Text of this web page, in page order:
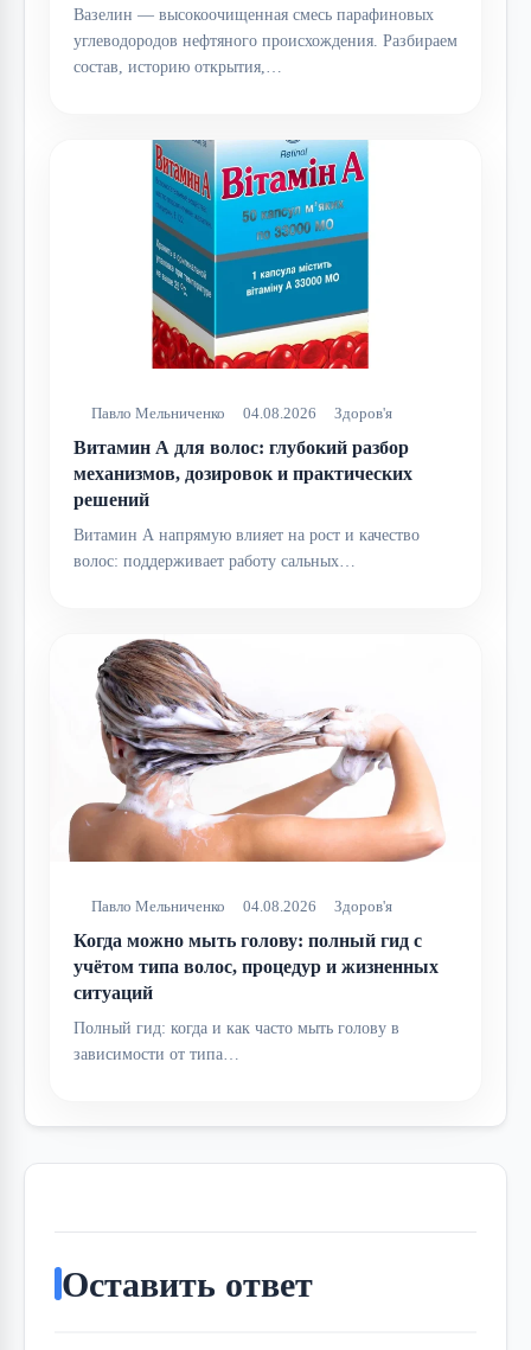
Вазелин — высокоочищенная смесь парафиновых
углеводородов нефтяного происхождения. Разбираем
состав, историю открытия,…
Павло Мельниченко 04.08.2026 Здоров'я
Витамин А для волос: глубокий разбор
механизмов, дозировок и практических
решений
Витамин А напрямую влияет на рост и качество
волос: поддерживает работу сальных…
Павло Мельниченко 04.08.2026 Здоров'я
Когда можно мыть голову: полный гид с
учётом типа волос, процедур и жизненных
ситуаций
Полный гид: когда и как часто мыть голову в
зависимости от типа…
Оставить ответ